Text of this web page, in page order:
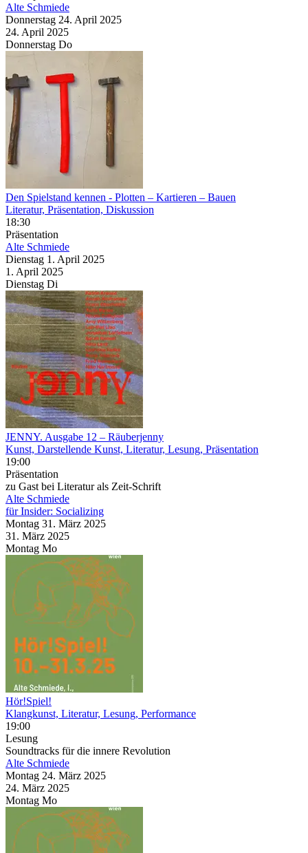
Alte Schmiede
Donnerstag 24. April 2025
24. April 2025
Donnerstag Do
Den Spielstand kennen - Plotten – Kartieren – Bauen
Literatur, Präsentation, Diskussion
18:30
Präsentation
Alte Schmiede
Dienstag 1. April 2025
1. April 2025
Dienstag Di
JENNY. Ausgabe 12 – Räuberjenny
Kunst, Darstellende Kunst, Literatur, Lesung, Präsentation
19:00
Präsentation
zu Gast bei Literatur als Zeit-Schrift
Alte Schmiede
für Insider: Socializing
Montag 31. März 2025
31. März 2025
Montag Mo
Hör!Spiel!
Klangkunst, Literatur, Lesung, Performance
19:00
Lesung
Soundtracks für die innere Revolution
Alte Schmiede
Montag 24. März 2025
24. März 2025
Montag Mo